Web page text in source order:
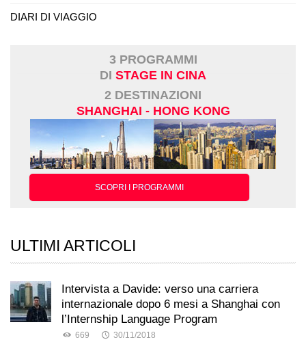
DIARI DI VIAGGIO
3 PROGRAMMI
DI STAGE IN CINA
2 DESTINAZIONI
SHANGHAI - HONG KONG
SCOPRI I PROGRAMMI
ULTIMI ARTICOLI
Intervista a Davide: verso una carriera
internazionale dopo 6 mesi a Shanghai con
l’Internship Language Program
669 30/11/2018